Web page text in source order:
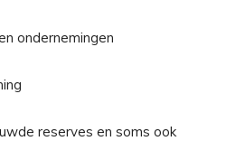
ondernemingen
reserves en soms ook